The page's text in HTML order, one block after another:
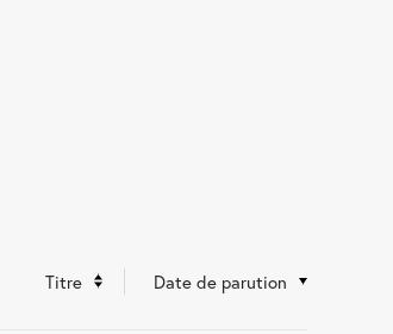
Titre Date de parution